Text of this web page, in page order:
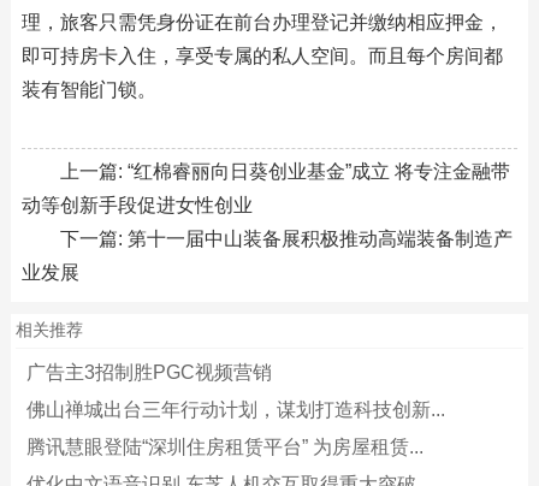
理，旅客只需凭身份证在前台办理登记并缴纳相应押金，
即可持房卡入住，享受专属的私人空间。而且每个房间都
装有智能门锁。
上一篇: “红棉睿丽向日葵创业基金”成立 将专注金融带
动等创新手段促进女性创业
下一篇: 第十一届中山装备展积极推动高端装备制造产
业发展
相关推荐
广告主3招制胜PGC视频营销
佛山禅城出台三年行动计划，谋划打造科技创新...
腾讯慧眼登陆“深圳住房租赁平台” 为房屋租赁...